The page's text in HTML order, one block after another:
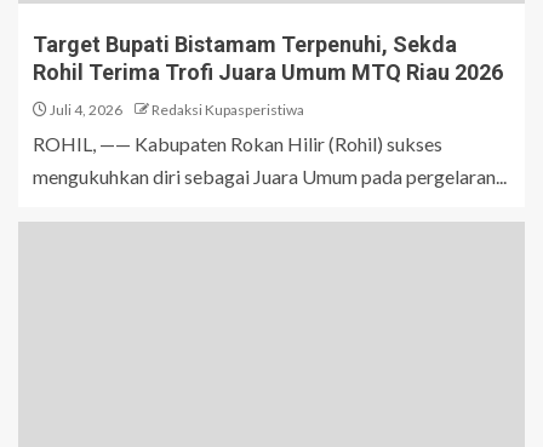
Target Bupati Bistamam Terpenuhi, Sekda
Rohil Terima Trofi Juara Umum MTQ Riau 2026
Juli 4, 2026 Redaksi Kupasperistiwa
ROHIL, —— Kabupaten Rokan Hilir (Rohil) sukses
mengukuhkan diri sebagai Juara Umum pada pergelaran...